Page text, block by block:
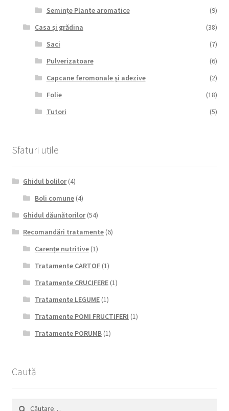
Semințe Plante aromatice
(9)
Casa și grădina
(38)
Saci
(7)
Pulverizatoare
(6)
Capcane feromonale și adezive
(2)
Folie
(18)
Tutori
(5)
Sfaturi utile
Ghidul bolilor(4)
Boli comune(4)
Ghidul dăunătorilor(54)
Recomandări tratamente (6)
Carențe nutritive(1)
Tratamente CARTOF(1)
Tratamente CRUCIFERE(1)
Tratamente LEGUME(1)
Tratamente POMI FRUCTIFERI (1)
Tratamente PORUMB(1)
Caută
Caută